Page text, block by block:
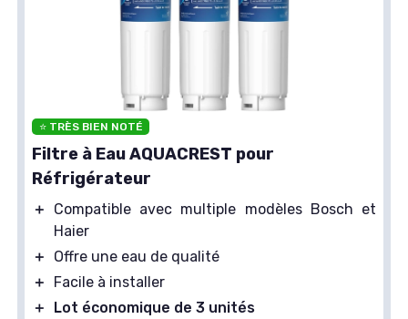
⭐ TRÈS BIEN NOTÉ
Filtre à Eau AQUACREST pour
Réfrigérateur
＋
Compatible avec multiple modèles Bosch et
Haier
＋
Offre une eau de qualité
＋
Facile à installer
＋
Lot économique de 3 unités